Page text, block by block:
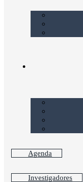
Agenda
Investigadores